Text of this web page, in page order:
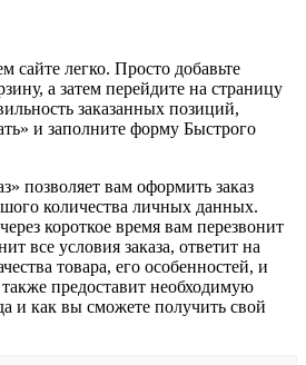
сайте легко. Просто добавьте
а затем перейдите на страницу
заказанных позиций,
и заполните форму Быстрого
позволяет вам оформить заказ
количества личных данных.
короткое время вам перезвонит
все условия заказа, ответит на
товара, его особенностей, и
предоставит необходимую
и как вы сможете получить свой